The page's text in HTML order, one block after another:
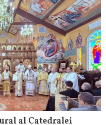
al Catedralei